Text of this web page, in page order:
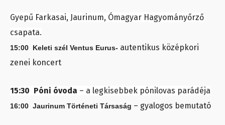
Gyepű Farkasai, Jaurinum, Ómagyar Hagyományőrző
csapata.
15:00 Keleti szél Ventus Eurus- autentikus középkori
zenei koncert
15:30 Póni óvoda – a legkisebbek pónilovas parádéja
16:00 Jaurinum Történeti Társaság – gyalogos bemutató